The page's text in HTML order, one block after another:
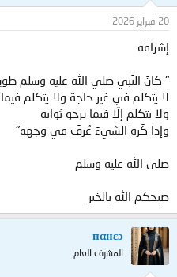
م
و
و
ل
20 فبراير 2026
إشراقة
" ‏كانَ النَبي صلي الله عليه وسلم
لا يتكلم في غير حاجة ولا يتكلم فيما
ولا يتكلم إلّا فيما يرجو ثوابه
وإذا كَرِهَ الشيءَ عُرِفَ في وجهه"
صلى الله عليه وسلم
صبحكم الله بالخير
пαнεɔ
المشرف العام